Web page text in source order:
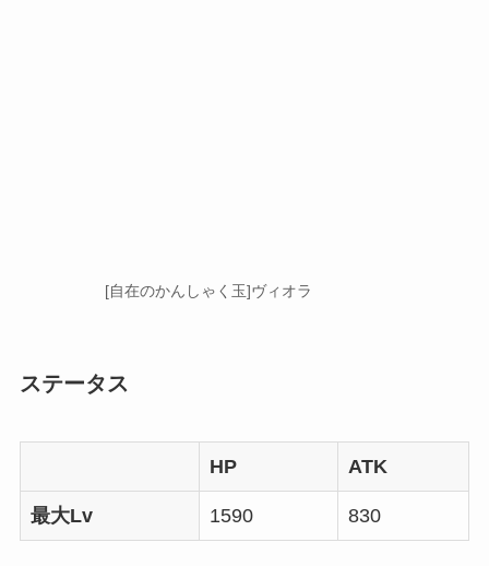
[自在のかんしゃく玉]ヴィオラ
ステータス
HP ATK
最大Lv 1590 830